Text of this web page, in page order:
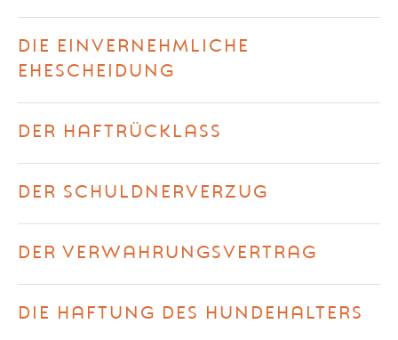
DIE EINVERNEHMLICHE
EHESCHEIDUNG
DER HAFTRÜCKLASS
DER SCHULDNERVERZUG
DER VERWAHRUNGSVERTRAG
DIE HAFTUNG DES HUNDEHALTERS